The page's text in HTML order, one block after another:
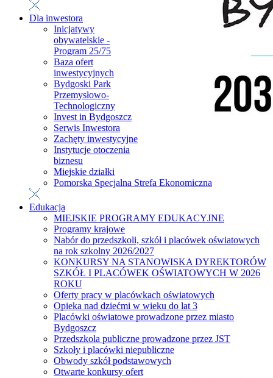
Dla inwestora
Inicjatywy
obywatelskie -
Program 25/75
Baza ofert
inwestycyjnych
Bydgoski Park
Przemysłowo-
Technologiczny
Invest in Bydgoszcz
Serwis Inwestora
Zachęty inwestycyjne
Instytucje otoczenia
biznesu
Miejskie działki
Pomorska Specjalna Strefa Ekonomiczna
Edukacja
MIEJSKIE PROGRAMY EDUKACYJNE
Programy krajowe
Nabór do przedszkoli, szkół i placówek oświatowych
na rok szkolny 2026/2027
KONKURSY NA STANOWISKA DYREKTORÓW
SZKÓŁ I PLACÓWEK OŚWIATOWYCH W 2026
ROKU
Oferty pracy w placówkach oświatowych
Opieka nad dziećmi w wieku do lat 3
Placówki oświatowe prowadzone przez miasto
Bydgoszcz
Przedszkola publiczne prowadzone przez JST
Szkoły i placówki niepubliczne
Obwody szkół podstawowych
Otwarte konkursy ofert